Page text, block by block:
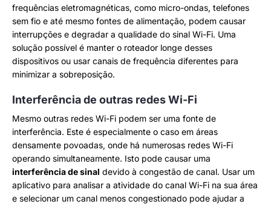
frequências eletromagnéticas, como micro-ondas, telefones
sem fio e até mesmo fontes de alimentação, podem causar
interrupções e degradar a qualidade do sinal Wi-Fi. Uma
solução possível é manter o roteador longe desses
dispositivos ou usar canais de frequência diferentes para
minimizar a sobreposição.
Interferência de outras redes Wi-Fi
Mesmo outras redes Wi-Fi podem ser uma fonte de
interferência. Este é especialmente o caso em áreas
densamente povoadas, onde há numerosas redes Wi-Fi
operando simultaneamente. Isto pode causar uma
interferência de sinal devido à congestão de canal. Usar um
aplicativo para analisar a atividade do canal Wi-Fi na sua área
e selecionar um canal menos congestionado pode ajudar a